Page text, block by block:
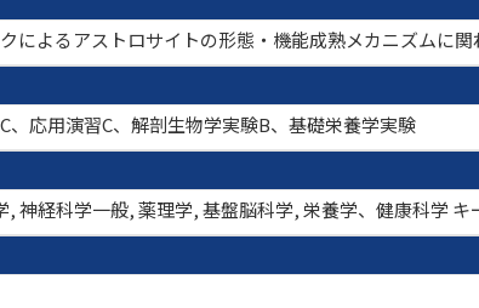
によるアストロサイトの形態・機能成熟メカニズムに
、応用演習C、解剖生物学実験B、基礎栄養学実験
, 神経科学一般, 薬理学, 基盤脳科学, 栄養学、健康科学